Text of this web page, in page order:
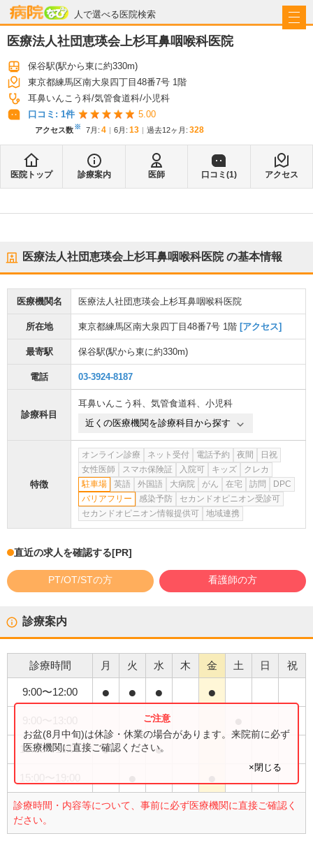
人で選べる医院検索
病院なび
医療法人社団恵瑛会上杉耳鼻咽喉科医院
保谷駅(駅から東に約330m)
東京都練馬区南大泉四丁目48番7号 1階
耳鼻いんこう科 気管食道科 小児科
口コミ: 1件 5.00
アクセス数※ 7月 : 4 6月 : 13 過去12ヶ月: 328
医院トップ 診療案内 医師 口コミ(1) アクセス
医療法人社団恵瑛会上杉耳鼻咽喉科医院の基本情報
医療機関名 医療法人社団恵瑛会上杉耳鼻咽喉科医院
所在地 東京都練馬区南大泉四丁目48番7号 1階 [アクセス]
最寄駅 保谷駅(駅から東に約330m)
電話 03-3924-8187
診療科目
耳鼻いんこう科、 気管食道科、 小児科
近くの医療機関を診療科目から探す
特徴
オンライン診療 ネット受付 電話予約 夜間
日祝
女性医師
スマホ保険証 入院可 キッズ
クレカ
駐車場
英語 外国語 大病院 がん 在宅 訪問
DPC
バリアフリー
感染予防
セカンドオピニオン受診可
セカンドオピニオン情報提供可
地域連携
直近の求人を確認する[PR]
PT/OT/STの方 看護師の方
診療案内
診療時間 月 火 水 木 金 土 日 祝
9:00〜12:00 ● ● ● ●
15:00〜18:00 ● ●
診療時間・内容等について、事前に必ず医療機関に直接ご確認く
ださい。
お盆(8月中旬)は休診・休業の場合があります。来院前に必ず
医療機関に直接ご確認ください。
×閉じる